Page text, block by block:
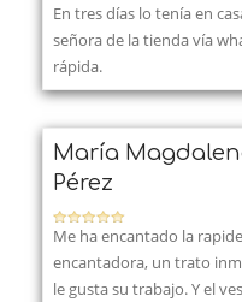
En tres días lo tenía en
señora de la tienda vía
rápida.
María
Pérez
Me ha encantado la
encantadora, un trato
le gusta su trabajo. Y el